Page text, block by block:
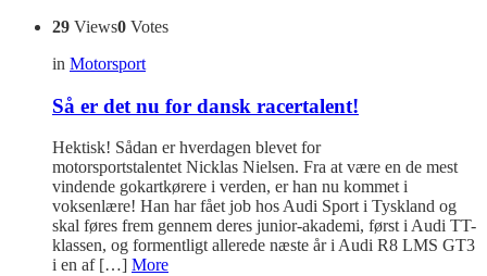
29 Views0 Votes
in Motorsport
Så er det nu for dansk racertalent!
Hektisk! Sådan er hverdagen blevet for
motorsportstalentet Nicklas Nielsen. Fra at være en de mest
vindende gokartkørere i verden, er han nu kommet i
voksenlære! Han har fået job hos Audi Sport i Tyskland og
skal føres frem gennem deres junior-akademi, først i Audi TT-
klassen, og formentligt allerede næste år i Audi R8 LMS GT3
i en af […] More